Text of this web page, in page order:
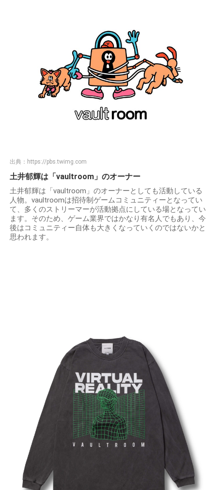
出典： https://pbs.twimg.com
土井郁輝は「vaultroom」のオーナー
土井郁輝は「vaultroom」のオーナーとしても活動している
人物。vaultroomは招待制ゲームコミュニティーとなってい
て、多くのストリーマーが活動拠点にしている場となってい
ます。そのため、ゲーム業界ではかなり有名人でもあり、今
後はコミュニティー自体も大きくなっていくのではないかと
思われます。